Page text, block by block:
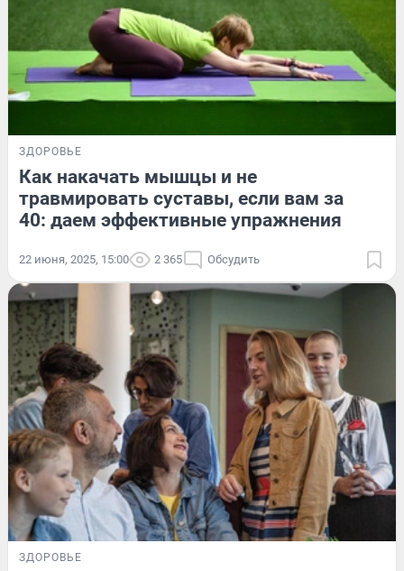
ЗДОРОВЬЕ
Как накачать мышцы и не
травмировать суставы, если вам за
40: даем эффективные упражнения
22 июня, 2025, 15:00 2 365 Обсудить
ЗДОРОВЬЕ